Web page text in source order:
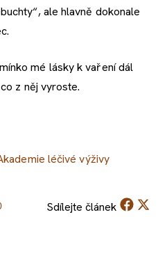
ale hlavně dokonale
mé lásky k vaření dál
z něj vyroste.
léčivé výživy
Sdílejte článek